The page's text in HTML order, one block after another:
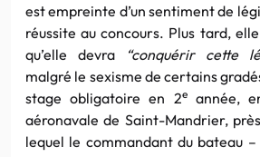
est empreinte d’un sentiment de
réussite au concours. Plus tard,
qu’elle devra
“conquérir cette
malgré le sexisme de certains
stage obligatoire en 2eannée,
aéronavale de Saint-Mandrier,
lequel le commandant du bateau –